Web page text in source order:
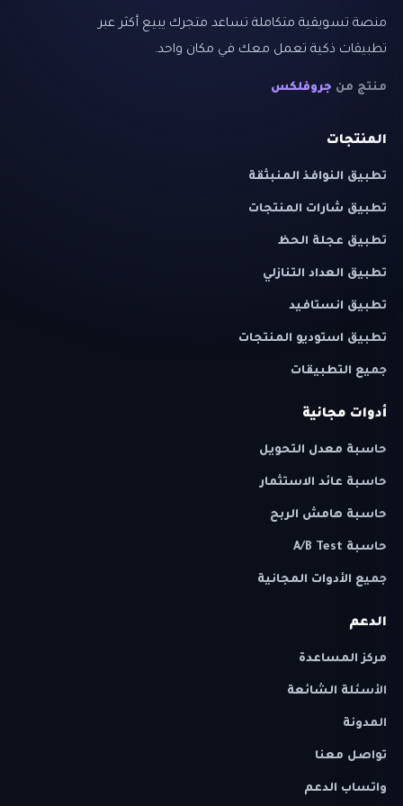
منصة تسويقية متكاملة تساعد متجرك يبيع أكثر عبر
تطبيقات ذكية تعمل معك في مكان واحد.
منتج من جروفلكس
المنتجات
تطبيق النوافذ المنبثقة
تطبيق شارات المنتجات
تطبيق عجلة الحظ
تطبيق العداد التنازلي
تطبيق انستافيد
تطبيق استوديو المنتجات
جميع التطبيقات
أدوات مجانية
حاسبة معدل التحويل
حاسبة عائد الاستثمار
حاسبة هامش الربح
حاسبة A/B Test
جميع الأدوات المجانية
الدعم
مركز المساعدة
الأسئلة الشائعة
المدونة
تواصل معنا
واتساب الدعم